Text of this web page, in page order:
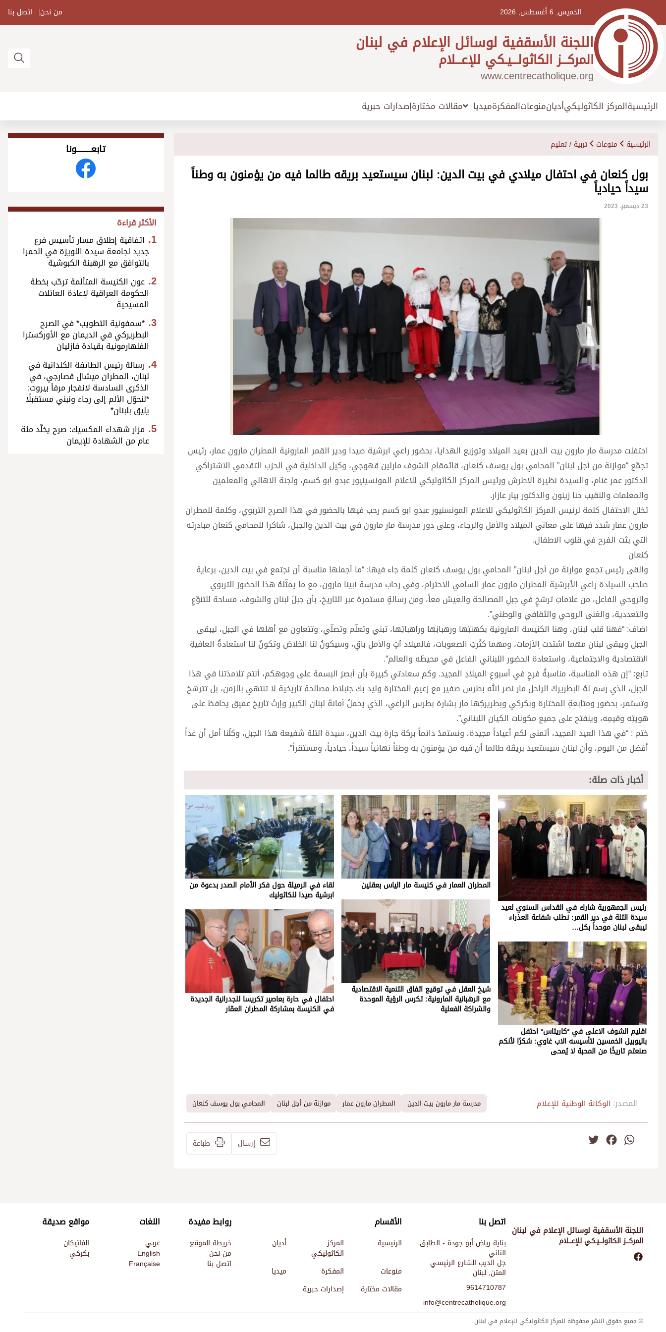
الخميس, 6 أغسطس, 2026 من نحن اتصل بنا
اللجنة الأسقفية لوسائل الإعلام في لبنان
المركـــز الكاثولـــيـكي للإعـــلام
www.centrecatholique.org
الرئيسيةالمركز الكاثوليكيأديانمنوعاتالمفكرةميديا مقالات مختارةإصدارات حبرية
الرئيسية منوعات تربية / تعليم
بول كنعان في احتفال ميلادي في بيت الدين: لبنان سيستعيد بريقه طالما فيه من يؤمنون به وطناً
سيداً حيادياً
23 ديسمبر، 2023
احتفلت مدرسة مار مارون بيت الدين بعيد الميلاد وتوزيع الهدايا، بحضور راعي ابرشية صيدا ودير القمر المارونية المطران مارون عمار، رئيس
تجمّع “موازنة من أجل لبنان” المحامي بول يوسف كنعان، قائمقام الشوف مارلين قهوجي، وكيل الداخلية في الحزب التقدمي الاشتراكي
الدكتور عمر غنام، والسيدة نظيرة الاطرش ورئيس المركز الكاثوليكي للاعلام المونسينيور عبدو ابو كسم، ولجنة الاهالي والمعلمين
والمعلمات والنقيب حنا زينون والدكتور بيار عازار.
تخلل الاحتفال كلمة لرئيس المركز الكاثوليكي للاعلام المونسنيور عبدو ابو كسم رحب فيها بالحضور في هذا الصرح التربوي، وكلمة للمطران
مارون عمار شدد فيها على معاني الميلاد والأمل والرجاء، وعلى دور مدرسة مار مارون في بيت الدين والجبل، شاكرا للمحامي كنعان مبادرته
التي بثت الفرح في قلوب الاطفال.
كنعان
والقى رئيس تجمع موارنة من أجل لبنان” المحامي بول يوسف كنعان كلمة جاء فيها: “ما أجملها مناسبة أن نجتمع في بيت الدين، برعاية
صاحب السيادة راعي الأبرشية المطران مارون عمار السامي الاحترام، وفي رحاب مدرسة أبينا مارون، مع ما يمثّلهُ هذا الحضورُ التربوي
والروحي الفاعل، من علاماتِ ترسّخٍ في جبلِ المصالحة والعيش معاً، ومن رسالةٍ مستمرة عبر التاريخ، بأن جبلَ لبنان والشوف، مساحة للتنوّعِ
والتعددية، والغنى الروحي والثقافي والوطني”.
اضاف: “فهنا قلب لبنان، وهنا الكنيسة المارونية بكهنتِها ورهبانِها وراهباتِها، تبني وتعلّم وتصلّي، وتتعاون مع أهلها في الجبل، ليبقى
الجبل ويبقى لبنان مهما اشتدت ِالأزمات، ومهما كثُرتِ الصعوبات، فالميلاد آتٍ والأمل باقٍ، وسيكونُ لنا الخلاصُ وتكونُ لنا استعادةُ العافيةِ
الاقتصادية والاجتماعية، واستعادة الحضور اللبناني الفاعل في محيطَه والعالم”.
تابع: “إن هذه المناسبة، مناسبةُ فرحٍ في أسبوعِ الميلادِ المجيد. وكم سعادتي كبيرة بأن أبصرَ البسمة على وجوهكم، أنتم تلامذتنا في هذا
الجبل، الذي رسم لهُ البطريركُ الراحل مار نصر الله بطرس صفير مع زعيمِ المختارة وليد بك جنبلاط مصالحة تاريخية لا تنتهي بالزمن، بل تترسّخ
وتستمر، بحضور ومتابعةِ المختارة وبكركي وبطريركِها مار بشارة بطرس الراعي، الذي يحملُ أمانةَ لبنان الكبير وإرثَ تاريخ عميق يحافظ على
هويتِه وقيمِه، وينفتح على جميع مكونات الكيان اللبناني”.
ختم : “في هذا العيد المجيد، أتمنى لكم أعياداً مجيدة، ونستمدُ دائماً بركة جارة بيت الدين، سيدة التلة شفيعة هذا الجبل، وكلُنا أمل أن غداً
أفضل من اليوم، وأن لبنان سيستعيد بريقَهُ طالما أن فيه من يؤمنون به وطناً نهائياً سيداً، حيادياً، ومستقراً”.
أخبار ذات صلة:
رئيس الجمهورية شارك في القداس السنوي لعيد
سيدة التلة في دير القمر: نطلب شفاعة العذراء
ليبقى لبنان موحداً بكل…
اقليم الشوف الاعلى في *كاريتاس* احتفل
باليوبيل الخمسين لتأسيسه الاب غاوي: شكرًا لأنكم
صنعتم تاريخًا من المحبة لا يُمحى
المطران العمار في كنيسة مار الياس بعقلين
شيخ العقل في توقيع اتفاق التنمية الاقتصادية
مع الرهبانية المارونية: تكرس الرؤية الموحدة
والشراكة الفعلية
لقاء في الرميلة حول فكر الأمام الصدر بدعوة من
ابرشية صيدا للكاثوليك
احتفال في حارة بعاصير تكريسا للجدرانية الجديدة
في الكنيسة بمشاركة المطران العمّار
المصدر: الوكالة الوطنية للإعلام مدرسة مار مارون بيت الدين المطران مارون عمار موازنة من أجل لبنان المحامي بول يوسف كنعان
WhatsApp
Facebook إرسال طباعة
تابعــــــــــونا
الأكثر قراءة
اتفاقية إطلاق مسار تأسيس فرع
جديد لجامعة سيدة اللويزة في الحمرا
بالتوافق مع الرهبنة الكبوشية
عون الكنيسة المتألمة ترحّب بخطة
الحكومة العراقية لإعادة العائلات
المسيحية
*سمفونية التطويب* في الصرح
البطريركي في الديمان مع الأوركسترا
الفلهارمونية بقيادة فازليان
رسالة رئيس الطائفة الكلدانية في
لبنان، المطران ميشال قصارجي، في
الذكرى السادسة لانفجار مرفأ بيروت:
*لنحوّل الألم إلى رجاء ونبني مستقبلًا
يليق بلبنان*
مزار شهداء المكسيك: صرح يخلّد مئة
عام من الشهادة للإيمان
اللجنة الأسقفية لوسائل الإعلام في لبنان
المركـــز الكاثولـــيـكي للإعـــلام
اتصل بنا
بناية رياض أبو جودة - الطابق
الثاني
جل الديب الشارع الرئيسي
المتن, لبنان
9614710787
info@centrecatholique.org
الأقسام
الرئيسية المركز
الكاثوليكي
أديان
منوعات المفكرة
ميديا
مقالات مختارة
إصدارات حبرية
روابط مفيدة
خريطة الموقع
من نحن
اتصل بنا
اللغات
عربي
English
Française
مواقع صديقة
الفاتيكان
بكركي
© جميع حقوق النشر محفوظة للمركز الكاثوليكي للإعلام في لبنان